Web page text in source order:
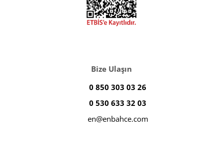
Bize Ulaşın
0 850 303 03 26
0 530 633 32 03
en@enbahce.com